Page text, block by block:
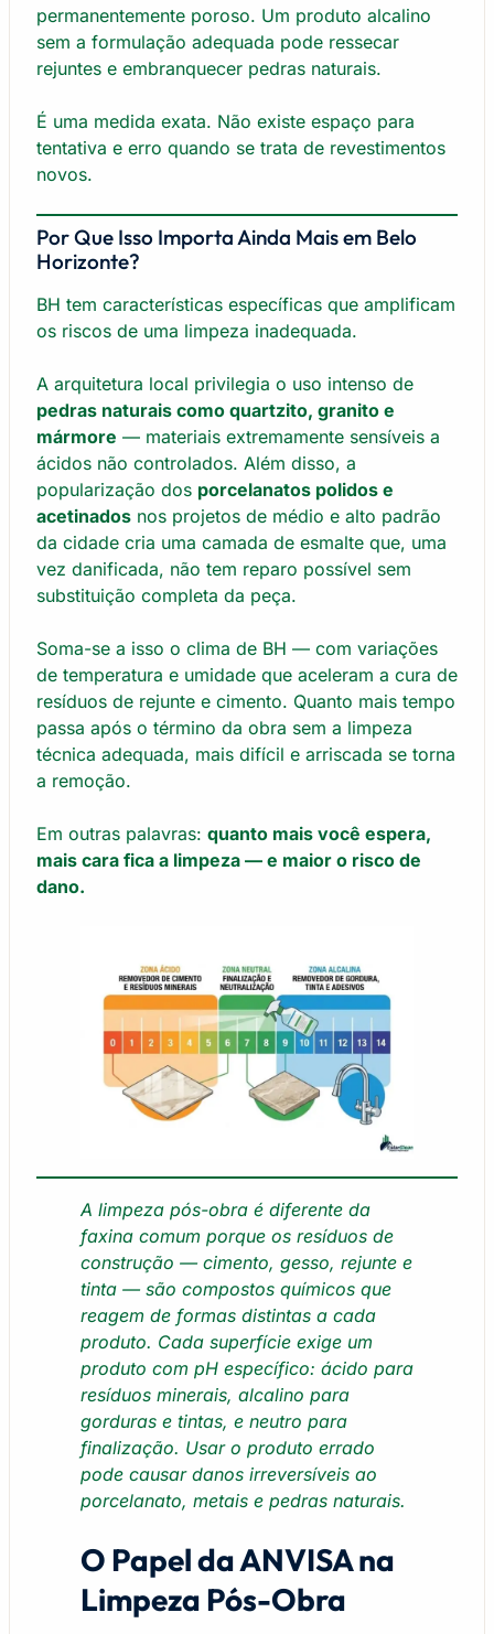
permanentemente poroso. Um produto alcalino
sem a formulação adequada pode ressecar
rejuntes e embranquecer pedras naturais.
É uma medida exata. Não existe espaço para
tentativa e erro quando se trata de revestimentos
novos.
Por Que Isso Importa Ainda Mais em Belo
Horizonte?
BH tem características específicas que amplificam
os riscos de uma limpeza inadequada.
A arquitetura local privilegia o uso intenso de
pedras naturais como quartzito, granito e
mármore — materiais extremamente sensíveis a
ácidos não controlados. Além disso, a
popularização dos porcelanatos polidos e
acetinados nos projetos de médio e alto padrão
da cidade cria uma camada de esmalte que, uma
vez danificada, não tem reparo possível sem
substituição completa da peça.
Soma-se a isso o clima de BH — com variações
de temperatura e umidade que aceleram a cura de
resíduos de rejunte e cimento. Quanto mais tempo
passa após o término da obra sem a limpeza
técnica adequada, mais difícil e arriscada se torna
a remoção.
Em outras palavras: quanto mais você espera,
mais cara fica a limpeza — e maior o risco de
dano.
A limpeza pós-obra é diferente da
faxina comum porque os resíduos de
construção — cimento, gesso, rejunte e
tinta — são compostos químicos que
reagem de formas distintas a cada
produto. Cada superfície exige um
produto com pH específico: ácido para
resíduos minerais, alcalino para
gorduras e tintas, e neutro para
finalização. Usar o produto errado
pode causar danos irreversíveis ao
porcelanato, metais e pedras naturais.
O Papel da ANVISA na
Limpeza Pós-Obra